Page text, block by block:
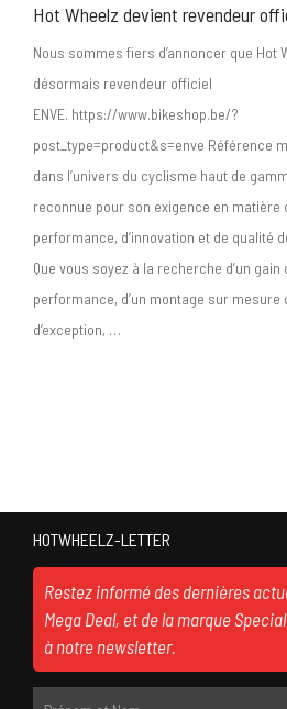
Hot Wheelz devient revendeur
Nous sommes fiers d’annoncer que Hot
désormais revendeur officiel
ENVE. https://www.bikeshop.be/?
post_type=product&s=enve Référence
dans l’univers du cyclisme haut de
reconnue pour son exigence en matière
performance, d’innovation et de qualité
Que vous soyez à la recherche d’un gain
performance, d’un montage sur mesure
d’exception, …
HOTWHEELZ-LETTER
Restez informé des dernières
Mega Deal, et de la marque
à notre newsletter.